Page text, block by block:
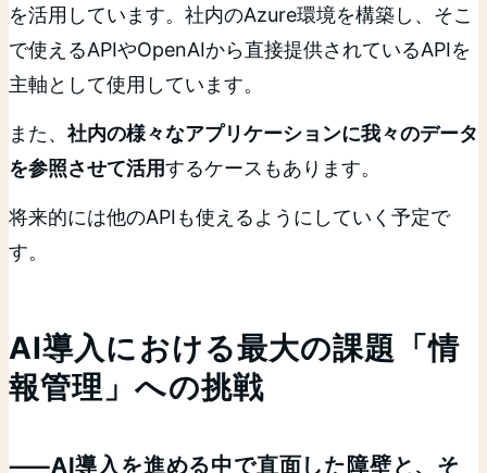
を活用しています。社内のAzure環境を構築し、そこ
で使えるAPIやOpenAIから直接提供されているAPIを
主軸として使用しています。
また、 社内の様々なアプリケーションに我々のデータ
を参照させて活用するケースもあります。
将来的には他のAPIも使えるようにしていく予定で
す。
AI導入における最大の課題「情
報管理」への挑戦
⸺AI導入を進める中で直面した障壁と、そ